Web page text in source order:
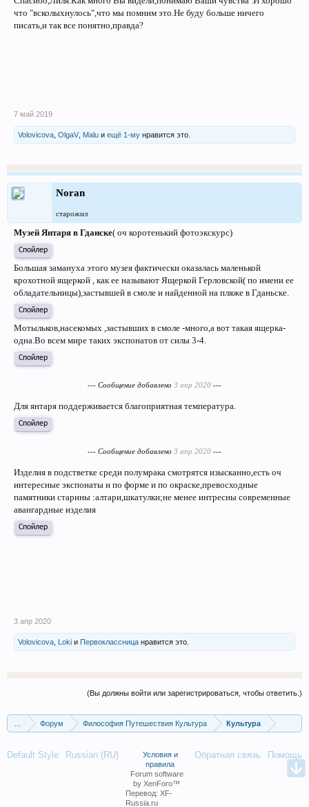
что "всколыхнулось",что мы помним это.Не буду больше ничего
писать,и так все понятно,правда?
7 май 2019
Volovicova OlgaV Malu и ещё 1-му нравится это.
Noran
старожил
Музей Янтаря в Гданске( оч коротенький фотоэкскурс)
Спойлер
Большая замануха этого музея фактически оказалась маленькой
крохотной ящеркой , как ее называют Ящеркой Герловской( по имени ее
обладательницы),застывшей в смоле и найденной на пляже в Гданьске.
Спойлер
Мотыльков,насекомых ,застывших в смоле -много,а вот такая ящерка-
одна.Во всем мире таких экспонатов от силы 3-4.
Спойлер
--- Сообщение добавлено 3 апр 2020 ---
Для янтаря поддерживается благоприятная температура.
Спойлер
--- Сообщение добавлено 3 апр 2020 ---
Изделия в подстветке среди полумрака смотрятся изысканно,есть оч
интересные экспонаты и по форме и по окраске,превосходные
памятники старины :алтари,шкатулки;не менее интресны современные
авангардные изделия
Спойлер
3 апр 2020
Volovicova Loki и Первоклассница нравится это.
(Вы должны войти или зарегистрироваться, чтобы ответить.)
Форум Философия Путешествия Культура Культура
Default Style Russian (RU) Обратная связь Помощь
Условия и
правила
Forum software
by XenForo™
Перевод: XF-
Russia.ru